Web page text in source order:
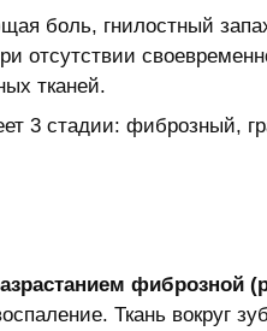
боль, гнилостный
отсутствии
тканей.
3 стадии: фиброзный,
фиброзной
Ткань вокруг